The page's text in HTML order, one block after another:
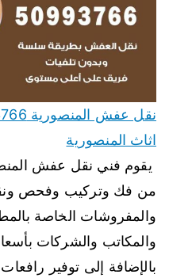
اثاث المنصورية
يقوم فني نقل عفش
من فك وتركيب وفحص
والمفروشات الخاصة
والمكاتب والشركات
بالإضافة إلى توفير